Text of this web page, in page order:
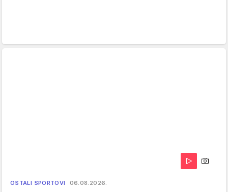
OSTALI SPORTOVI 06.08.2026.